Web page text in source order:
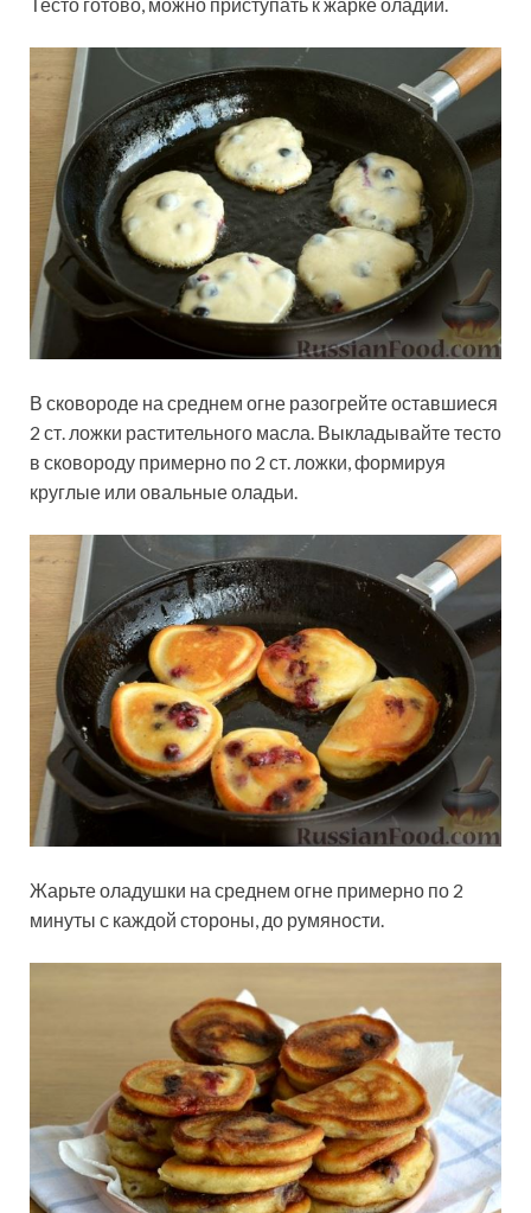
В сковороде на среднем огне разогрейте оставшиеся
2 ст. ложки растительного масла. Выкладывайте тесто
в сковороду примерно по 2 ст. ложки, формируя
круглые или овальные оладьи.
Жарьте оладушки на среднем огне примерно по 2
минуты с каждой стороны, до румяности.